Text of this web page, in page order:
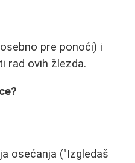
pre ponoći) i
rad ovih žlezda.
osećanja ("Izgledaš